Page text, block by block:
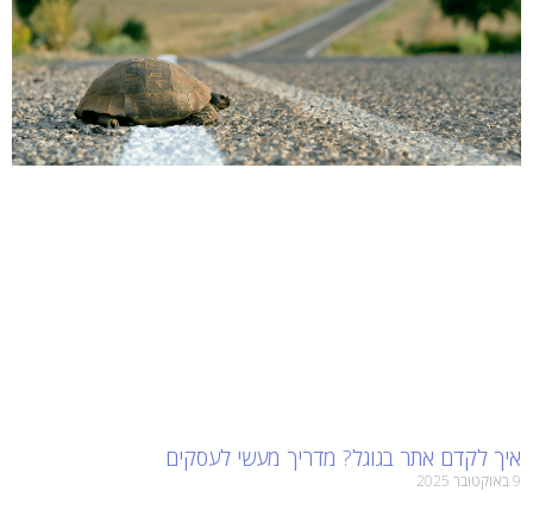
איך לקדם אתר בגוגל? מדריך מעשי לעסקים
9 באוקטובר 2025